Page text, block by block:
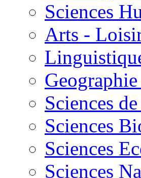
Sciences
Arts -
Sciences
Sciences
Sciences
Sciences